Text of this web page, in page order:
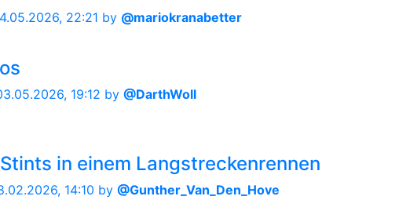
22:21 by @mariokranabetter
19:12 by @DarthWoll
in einem Langstreckenrennen
14:10 by @Gunther_Van_Den_Hove